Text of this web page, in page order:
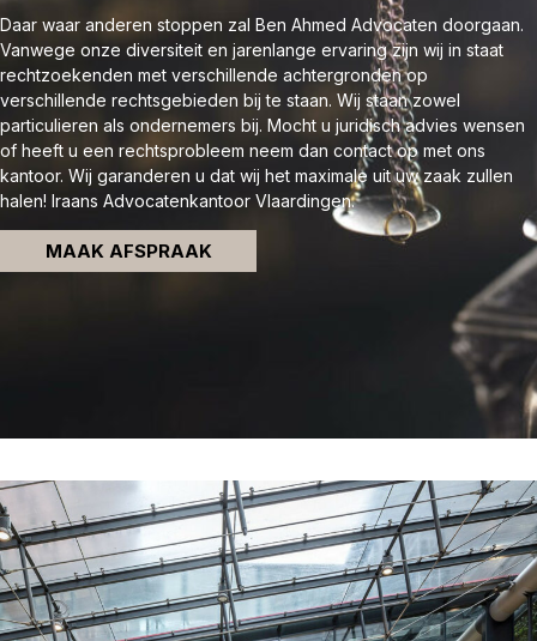
Daar waar anderen stoppen zal Ben Ahmed Advocaten doorgaan.
Vanwege onze diversiteit en jarenlange ervaring zijn wij in staat
rechtzoekenden met verschillende achtergronden op
verschillende rechtsgebieden bij te staan. Wij staan zowel
particulieren als ondernemers bij. Mocht u juridisch advies wensen
of heeft u een rechtsprobleem neem dan contact op met ons
kantoor. Wij garanderen u dat wij het maximale uit uw zaak zullen
halen! Iraans Advocatenkantoor Vlaardingen.
MAAK AFSPRAAK